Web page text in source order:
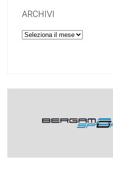
ARCHIVI
Archivi